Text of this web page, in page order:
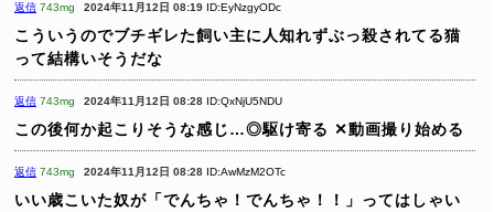
返信 743mg 2024年11月12日 08:19 ID:EyNzgyODc
こういうのでブチギレた飼い主に人知れずぶっ殺されてる猫
って結構いそうだな
返信 743mg 2024年11月12日 08:28 ID:QxNjU5NDU
この後何か起こりそうな感じ…◎駆け寄る ✕動画撮り始める
返信 743mg 2024年11月12日 08:28 ID:AwMzM2OTc
いい歳こいた奴が「でんちゃ！でんちゃ！！」ってはしゃい